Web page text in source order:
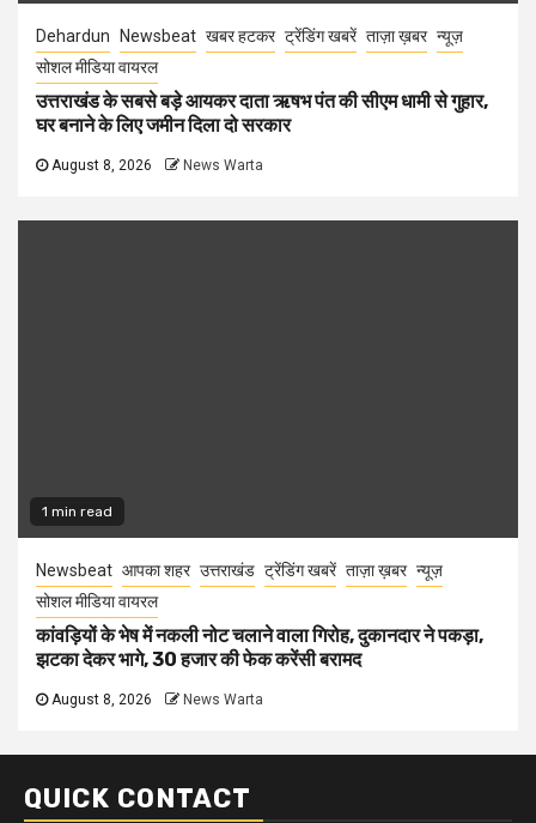
Dehardun Newsbeat खबर हटकर ट्रेंडिंग खबरें ताज़ा ख़बर न्यूज़
सोशल मीडिया वायरल
उत्तराखंड के सबसे बड़े आयकर दाता ऋषभ पंत की सीएम धामी से गुहार,
घर बनाने के लिए जमीन दिला दो सरकार
August 8, 2026 News Warta
1 min read
Newsbeat आपका शहर उत्तराखंड ट्रेंडिंग खबरें ताज़ा ख़बर न्यूज़
सोशल मीडिया वायरल
कांवड़ियों के भेष में नकली नोट चलाने वाला गिरोह, दुकानदार ने पकड़ा,
झटका देकर भागे, 30 हजार की फेक करेंसी बरामद
August 8, 2026 News Warta
QUICK CONTACT